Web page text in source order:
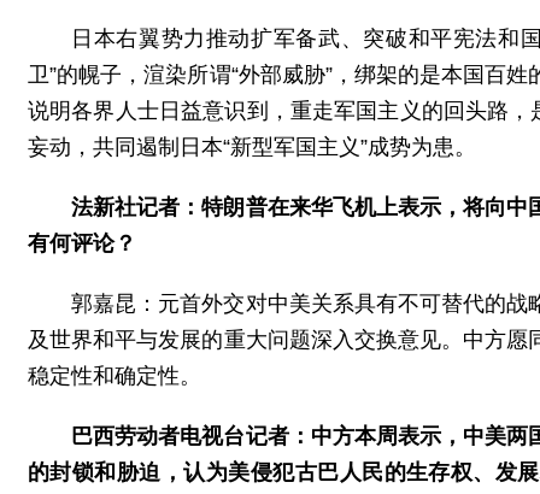
日本右翼势力推动扩军备武、突破和平宪法和
卫”的幌子，渲染所谓“外部威胁”，绑架的是本国百
说明各界人士日益意识到，重走军国主义的回头路
妄动，共同遏制日本“新型军国主义”成势为患。
法新社记者：特朗普在来华飞机上表示，将向
有何评论？
郭嘉昆：元首外交对中美关系具有不可替代的
及世界和平与发展的重大问题深入交换意见。中方
稳定性和确定性。
巴西劳动者电视台记者：中方本周表示，中美
的封锁和胁迫，认为美侵犯古巴人民的生存权、发